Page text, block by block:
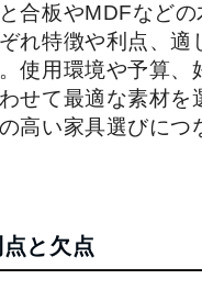
合板やMDFなど
れ特徴や利点、適
使用環境や予算、
せて最適な素材を
高い家具選びにつ
と欠点